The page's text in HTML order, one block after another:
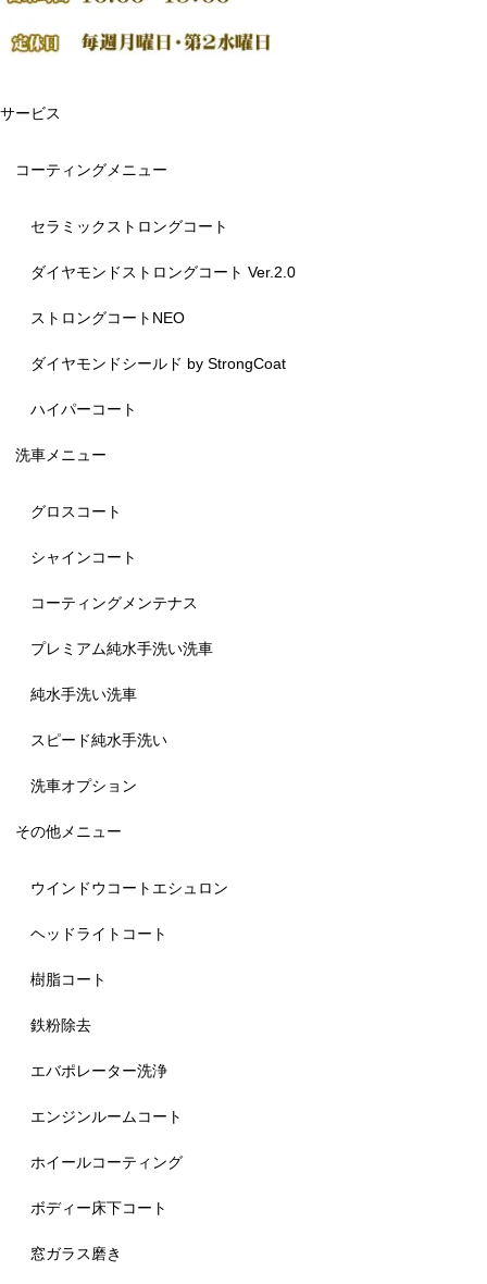
サービス
コーティングメニュー
セラミックストロングコート
ダイヤモンドストロングコート Ver.2.0
ストロングコートNEO
ダイヤモンドシールド by StrongCoat
ハイパーコート
洗車メニュー
グロスコート
シャインコート
コーティングメンテナス
プレミアム純水手洗い洗車
純水手洗い洗車
スピード純水手洗い
洗車オプション
その他メニュー
ウインドウコートエシュロン
ヘッドライトコート
樹脂コート
鉄粉除去
エバポレーター洗浄
エンジンルームコート
ホイールコーティング
ボディー床下コート
窓ガラス磨き